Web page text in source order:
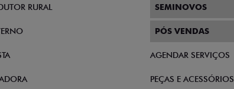
RURAL SEMINOVOS
PÓS VENDAS
AGENDAR SERVIÇOS
PEÇAS E ACESSÓRIOS